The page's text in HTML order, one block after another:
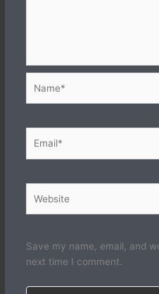
Save my name, email, and
next time I comment.